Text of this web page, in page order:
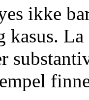
ikke
kasus.